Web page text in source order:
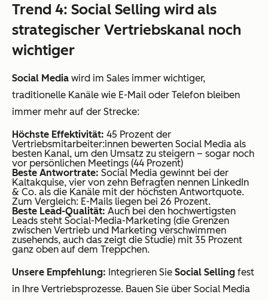
Trend 4: Social Selling wird als
strategischer Vertriebskanal noch
wichtiger
Social Media wird im Sales immer wichtiger,
traditionelle Kanäle wie E-Mail oder Telefon bleiben
immer mehr auf der Strecke:
Höchste Effektivität: 45 Prozent der
Vertriebsmitarbeiter:innen bewerten Social Media als
besten Kanal, um den Umsatz zu steigern – sogar noch
vor persönlichen Meetings (44 Prozent)
Beste Antwortrate: Social Media gewinnt bei der
Kaltakquise, vier von zehn Befragten nennen LinkedIn
& Co. als die Kanäle mit der höchsten Antwortquote.
Zum Vergleich: E-Mails liegen bei 26 Prozent.
Beste Lead-Qualität: Auch bei den hochwertigsten
Leads steht Social-Media-Marketing (die Grenzen
zwischen Vertrieb und Marketing verschwimmen
zusehends, auch das zeigt die Studie) mit 35 Prozent
ganz oben auf dem Treppchen.
Unsere Empfehlung: Integrieren Sie Social Selling fest
in Ihre Vertriebsprozesse. Bauen Sie über Social Media